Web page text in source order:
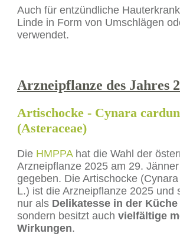
Auch für entzündliche
Linde in Form von Umschlägen
verwendet.
Arzneipflanze des Jahres
Artischocke - Cynara
(Asteraceae)
Die HMPPAhat die Wahl der
Arzneipflanze 2025 am 29.
gegeben. Die Artischocke
L.) ist die Arzneipflanze 2025 und
nur als Delikatesse in der Küche
sondern besitzt auch vielfältige
Wirkungen.